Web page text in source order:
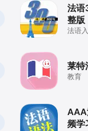
法语
整版
法语
莱特
教育
AAA
频学